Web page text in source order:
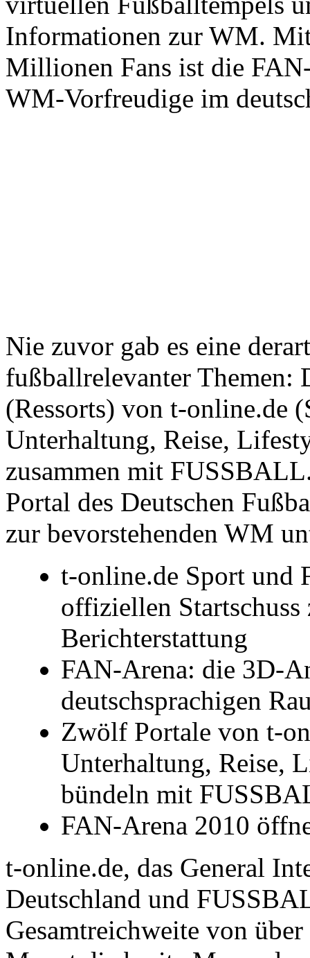
Informationen zur WM.
Millionen Fans ist die
WM-Vorfreudige im
Nie zuvor gab es eine
fußballrelevanter Themen:
(Ressorts) von t-online.de
Unterhaltung, Reise,
zusammen mit
Portal des Deutschen
zur bevorstehenden WM
t-online.de Sport und
offiziellen
Berichterstattung
FAN-Arena: die 3D-
deutschsprachigen
Zwölf Portale von t-
Unterhaltung, Reise,
bündeln mit
FAN-Arena 2010
t-online.de, das General
Deutschland und
Gesamtreichweite von